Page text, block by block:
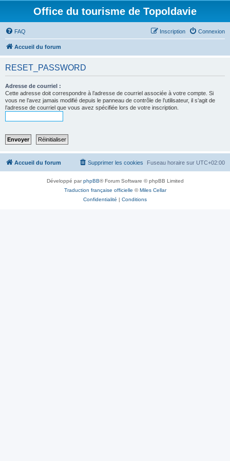
Office du tourisme de Topoldavie
FAQ Connexion
Inscription
Accueil du forum
RESET_PASSWORD
Adresse de courriel :
Cette adresse doit correspondre à l’adresse de courriel associée à votre compte. Si
vous ne l’avez jamais modifié depuis le panneau de contrôle de l’utilisateur, il s’agit de
l’adresse de courriel que vous avez spécifiée lors de votre inscription.
Accueil du forum Fuseau horaire sur UTC+02:00
Supprimer les cookies
Développé parphpBB® Forum Software © phpBB Limited
Traduction française officielle ©Miles Cellar
Confidentialité | Conditions